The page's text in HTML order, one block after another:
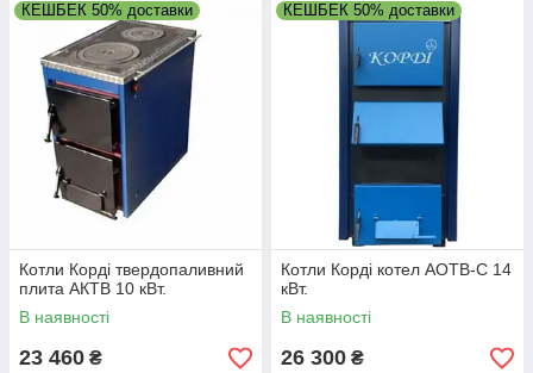
КЕШБЕК 50% доставки
Котли Корді твердопаливний
плита АКТВ 10 кВт.
В наявності
23 460 ₴
КЕШБЕК 50% доставки
Котли Корді котел АОТВ-С 14
кВт.
В наявності
26 300 ₴